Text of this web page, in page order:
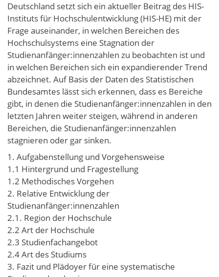
Deutschland setzt sich ein aktueller Beitrag des HIS-
Instituts für Hochschulentwicklung (HIS-HE) mit der
Frage auseinander, in welchen Bereichen des
Hochschulsystems eine Stagnation der
Studienanfänger:innenzahlen zu beobachten ist und
in welchen Bereichen sich ein expandierender Trend
abzeichnet. Auf Basis der Daten des Statistischen
Bundesamtes lässt sich erkennen, dass es Bereiche
gibt, in denen die Studienanfänger:innenzahlen in den
letzten Jahren weiter steigen, während in anderen
Bereichen, die Studienanfänger:innenzahlen
stagnieren oder gar sinken.
1. Aufgabenstellung und Vorgehensweise
1.1 Hintergrund und Fragestellung
1.2 Methodisches Vorgehen
2. Relative Entwicklung der
Studienanfänger:innenzahlen
2.1. Region der Hochschule
2.2 Art der Hochschule
2.3 Studienfachangebot
2.4 Art des Studiums
3. Fazit und Plädoyer für eine systematische